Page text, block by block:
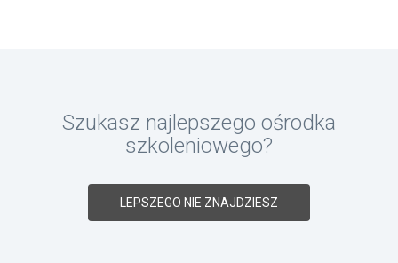
Szukasz najlepszego ośrodka
szkoleniowego?
LEPSZEGO NIE ZNAJDZIESZ